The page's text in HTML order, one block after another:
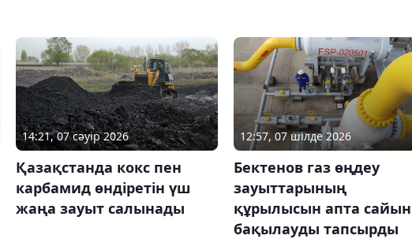
14:21, 07 сәуір 2026
Қазақстанда кокс пен
карбамид өндіретін үш
жаңа зауыт салынады
12:57, 07 шілде 2026
Бектенов газ өңдеу
зауыттарының
құрылысын апта сайын
бақылауды тапсырды